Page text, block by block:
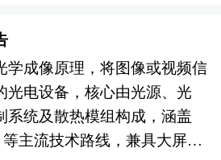
大量周密的市场调研基础
统计局、国家商务部、国家发
心、国务院发展研究中心、
国经济景气监测中心、中国
外多种相关报刊杂志的基础
站、光通信设备等领域凭借
与交付能力占据全球领先份
心软件及北美等特定市场仍
体呈现"技术高端化、市场
的发展特征。 展望未来，全
。 当前中国智慧支付行业
阶段。随着数字经济深度渗透
线上化，传统支付模式加速向
，行业基础设施持续完善，交
全球前列。市场形成头部平
学成像原理，将图像或视频信
光电设备，核心由光源、光
系统及散热模组构成，涵盖
主流技术路线，兼具大屏显